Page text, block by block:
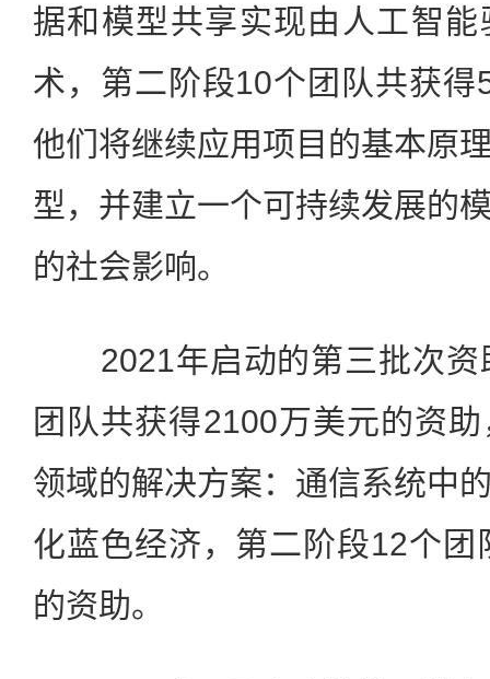
据和模型共享实现由人工智
术，第二阶段10个团队共获
他们将继续应用项目的基本原
型，并建立一个可持续发展的
的社会影响。
2021年启动的第三批次资
团队共获得2100万美元的资
领域的解决方案：通信系统中
化蓝色经济，第二阶段12个
的资助。